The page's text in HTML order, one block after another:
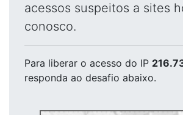
acessos suspeitos a sites
conosco.
Para liberar o acesso do IP
responda ao desafio abaixo.